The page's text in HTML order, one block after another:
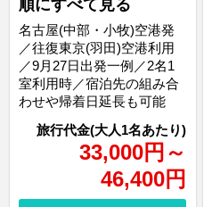
順にすべて見る
33,000円 ～
46,400円
名古屋(中部・小牧)空港発
／往復東京(羽田)空港利用
／9月27日出発一例／2名1
室利用時／宿泊先の組み合
わせや帰着日延長も可能